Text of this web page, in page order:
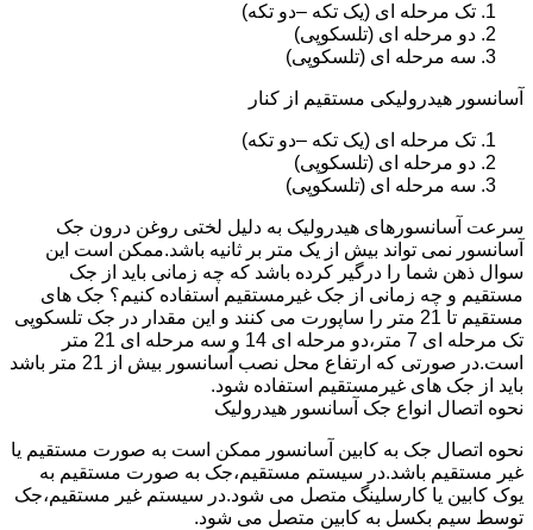
تک مرحله ای (یک تکه –دو تکه)
دو مرحله ای (تلسکوپی)
سه مرحله ای (تلسکوپی)
آسانسور هیدرولیکی مستقیم از کنار
تک مرحله ای (یک تکه –دو تکه)
دو مرحله ای (تلسکوپی)
سه مرحله ای (تلسکوپی)
سرعت آسانسورهای هیدرولیک به دلیل لختی روغن درون جک
آسانسور نمی تواند بیش از یک متر بر ثانیه باشد.ممکن است این
سوال ذهن شما را درگیر کرده باشد که چه زمانی باید از جک
مستقیم و چه زمانی از جک غیرمستقیم استفاده کنیم؟ جک های
مستقیم تا 21 متر را ساپورت می کنند و این مقدار در جک تلسکوپی
تک مرحله ای 7 متر،دو مرحله ای 14 و سه مرحله ای 21 متر
است.در صورتی که ارتفاع محل نصب آسانسور بیش از 21 متر باشد
باید از جک های غیرمستقیم استفاده شود.
نحوه اتصال انواع جک آسانسور هیدرولیک
نحوه اتصال جک به کابین آسانسور ممکن است به صورت مستقیم یا
غیر مستقیم باشد.در سیستم مستقیم،جک به صورت مستقیم به
یوک کابین یا کارسلینگ متصل می شود.در سیستم غیر مستقیم،جک
توسط سیم بکسل به کابین متصل می شود.